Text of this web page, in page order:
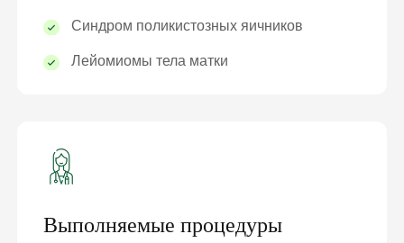
Синдром поликистозных яичников
Лейомиомы тела матки
Выполняемые процедуры